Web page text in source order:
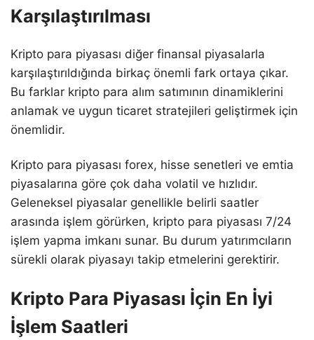
Karşılaştırılması
Kripto para piyasası diğer finansal piyasalarla
karşılaştırıldığında birkaç önemli fark ortaya çıkar.
Bu farklar kripto para alım satımının dinamiklerini
anlamak ve uygun ticaret stratejileri geliştirmek için
önemlidir.
Kripto para piyasası forex, hisse senetleri ve emtia
piyasalarına göre çok daha volatil ve hızlıdır.
Geleneksel piyasalar genellikle belirli saatler
arasında işlem görürken, kripto para piyasası 7/24
işlem yapma imkanı sunar. Bu durum yatırımcıların
sürekli olarak piyasayı takip etmelerini gerektirir.
Kripto Para Piyasası İçin En İyi
İşlem Saatleri